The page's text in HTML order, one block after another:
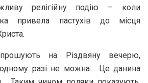
релігійну подію – коли
привела пастухів до місця
на Різдвяну вечерю,
разі не можна. Це данина